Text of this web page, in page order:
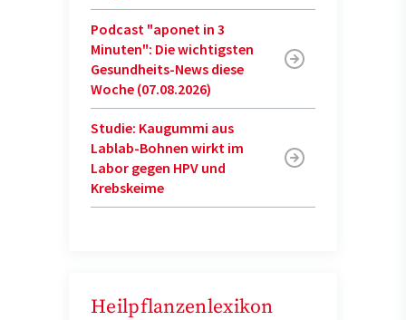
Podcast "aponet in 3
Minuten": Die wichtigsten
Gesundheits-News diese
Woche (07.08.2026)
Studie: Kaugummi aus
Lablab-Bohnen wirkt im
Labor gegen HPV und
Krebskeime
Heilpflanzenlexikon